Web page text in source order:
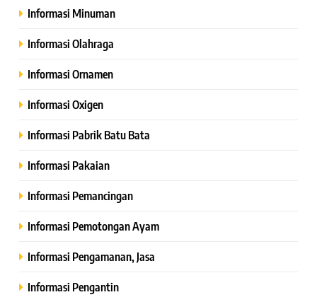
Informasi Minuman
Informasi Olahraga
Informasi Ornamen
Informasi Oxigen
Informasi Pabrik Batu Bata
Informasi Pakaian
Informasi Pemancingan
Informasi Pemotongan Ayam
Informasi Pengamanan, Jasa
Informasi Pengantin